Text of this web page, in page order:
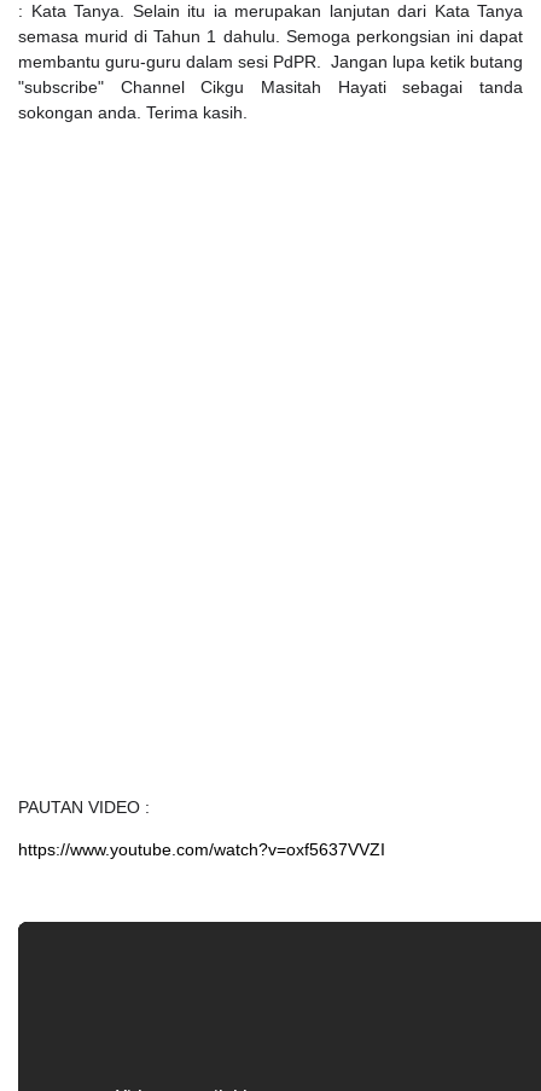
: Kata Tanya. Selain itu ia merupakan lanjutan dari Kata Tanya
semasa murid di Tahun 1 dahulu. Semoga perkongsian ini dapat
membantu guru-guru dalam sesi PdPR. Jangan lupa ketik butang
"subscribe" Channel Cikgu Masitah Hayati sebagai tanda
sokongan anda. Terima kasih.
PAUTAN VIDEO :
https://www.youtube.com/watch?v=oxf5637VVZI